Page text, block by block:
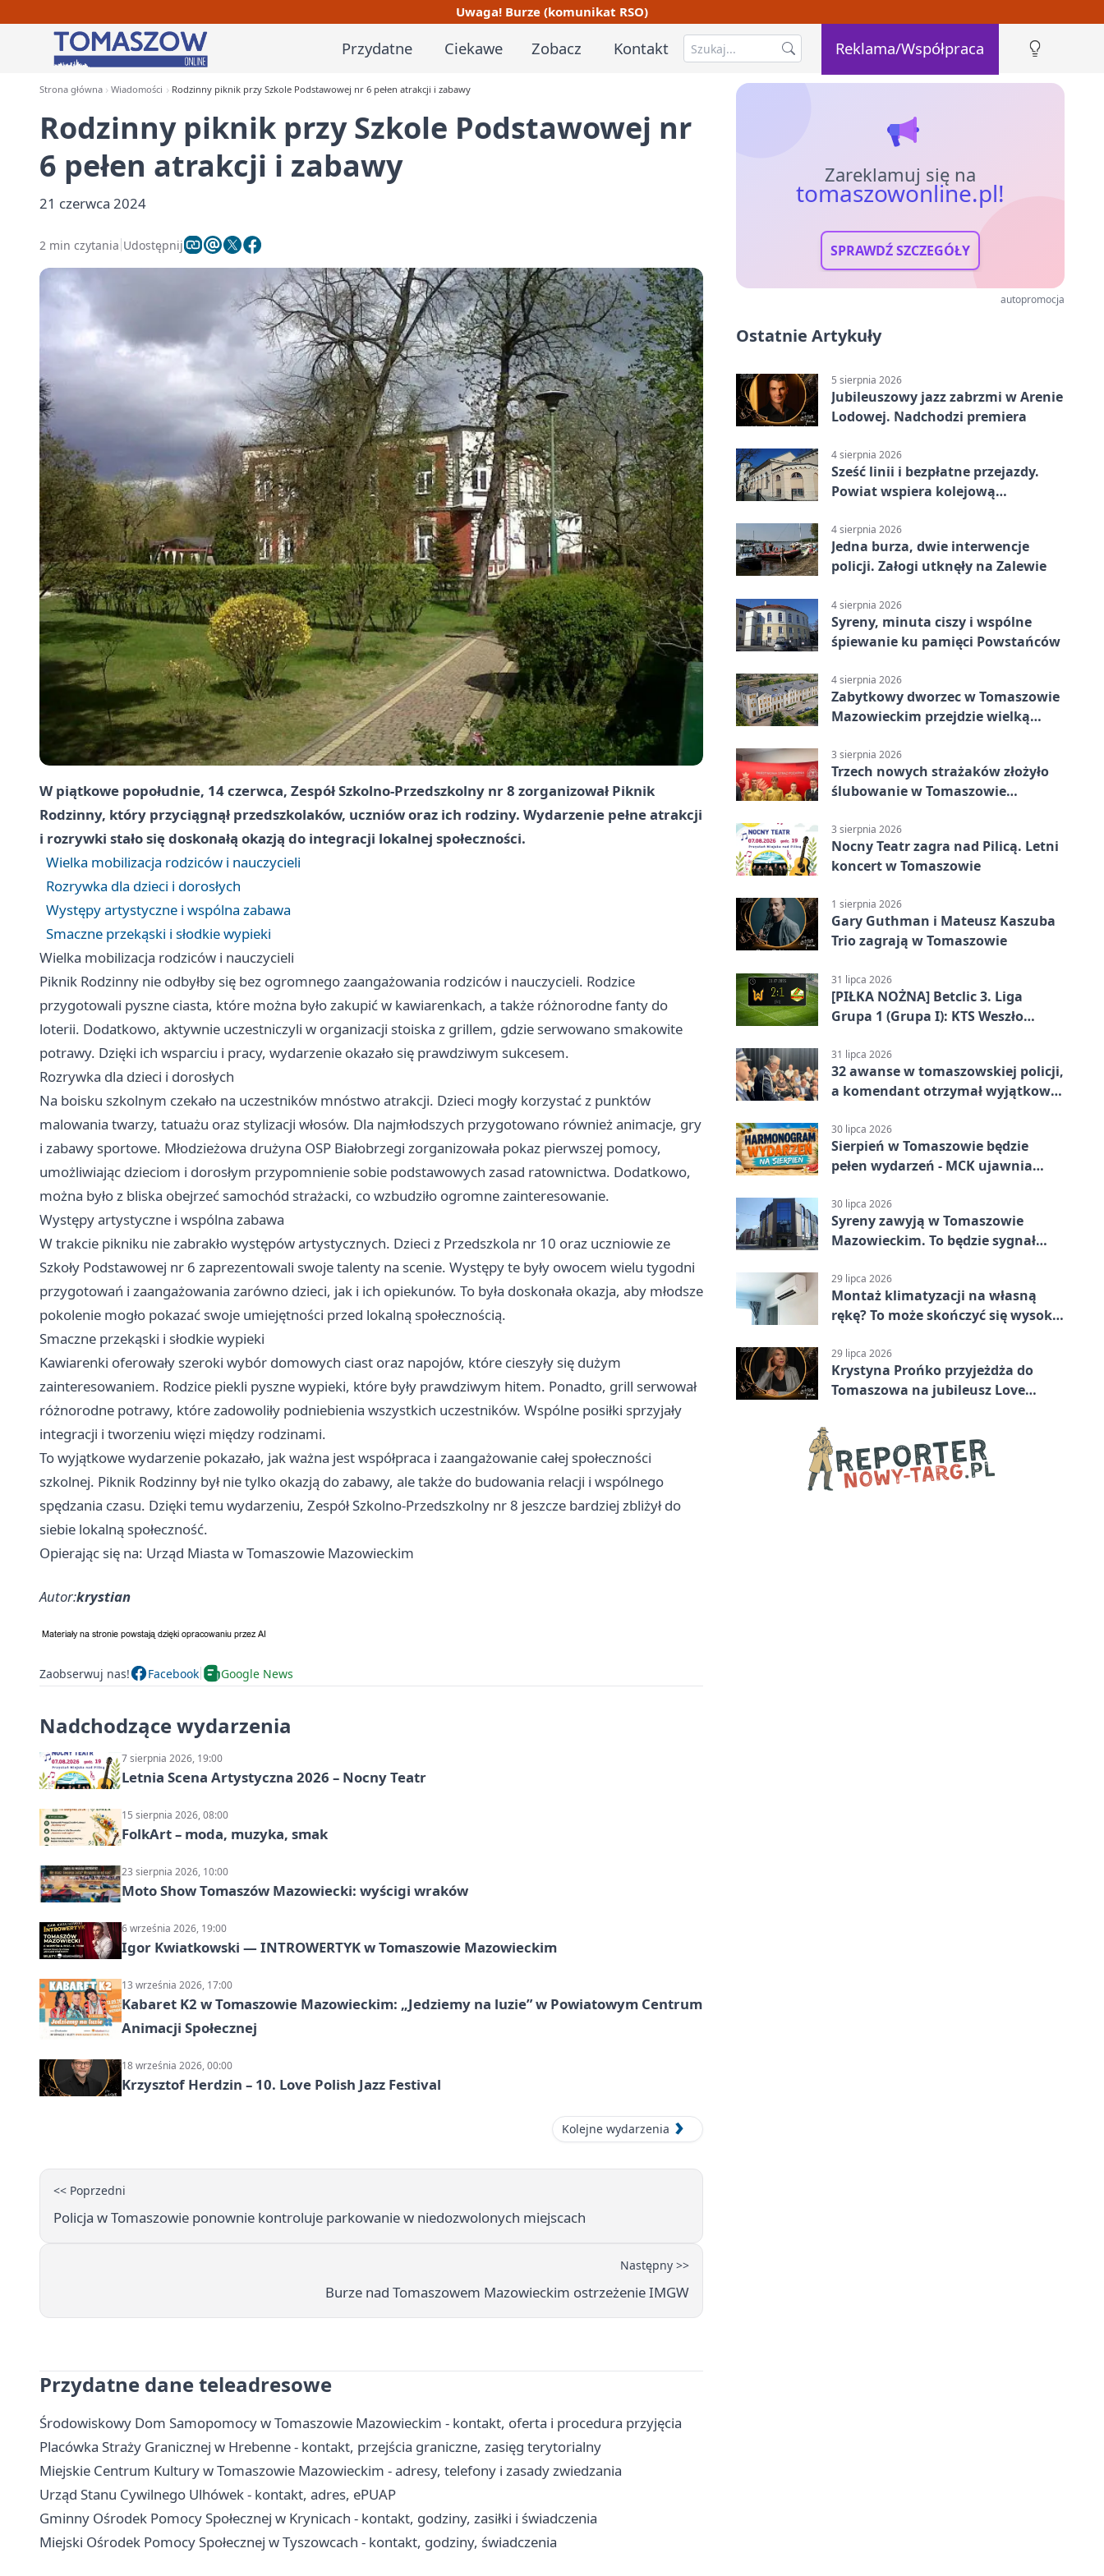
Uwaga! Burze (komunikat RSO)
Przydatne Ciekawe Zobacz Kontakt Reklama/Współpraca
Strona główna Wiadomości Rodzinny piknik przy Szkole Podstawowej nr 6 pełen atrakcji i zabawy
Rodzinny piknik przy Szkole Podstawowej nr
6 pełen atrakcji i zabawy
21 czerwca 2024
2 min czytania Udostępnij
W piątkowe popołudnie, 14 czerwca, Zespół Szkolno-Przedszkolny nr 8 zorganizował Piknik
Rodzinny, który przyciągnął przedszkolaków, uczniów oraz ich rodziny. Wydarzenie pełne atrakcji
i rozrywki stało się doskonałą okazją do integracji lokalnej społeczności.
Wielka mobilizacja rodziców i nauczycieli
Rozrywka dla dzieci i dorosłych
Występy artystyczne i wspólna zabawa
Smaczne przekąski i słodkie wypieki
Wielka mobilizacja rodziców i nauczycieli
Piknik Rodzinny nie odbyłby się bez ogromnego zaangażowania rodziców i nauczycieli. Rodzice
przygotowali pyszne ciasta, które można było zakupić w kawiarenkach, a także różnorodne fanty do
loterii. Dodatkowo, aktywnie uczestniczyli w organizacji stoiska z grillem, gdzie serwowano smakowite
potrawy. Dzięki ich wsparciu i pracy, wydarzenie okazało się prawdziwym sukcesem.
Rozrywka dla dzieci i dorosłych
Na boisku szkolnym czekało na uczestników mnóstwo atrakcji. Dzieci mogły korzystać z punktów
malowania twarzy, tatuażu oraz stylizacji włosów. Dla najmłodszych przygotowano również animacje, gry
i zabawy sportowe. Młodzieżowa drużyna OSP Białobrzegi zorganizowała pokaz pierwszej pomocy,
umożliwiając dzieciom i dorosłym przypomnienie sobie podstawowych zasad ratownictwa. Dodatkowo,
można było z bliska obejrzeć samochód strażacki, co wzbudziło ogromne zainteresowanie.
Występy artystyczne i wspólna zabawa
W trakcie pikniku nie zabrakło występów artystycznych. Dzieci z Przedszkola nr 10 oraz uczniowie ze
Szkoły Podstawowej nr 6 zaprezentowali swoje talenty na scenie. Występy te były owocem wielu tygodni
przygotowań i zaangażowania zarówno dzieci, jak i ich opiekunów. To była doskonała okazja, aby młodsze
pokolenie mogło pokazać swoje umiejętności przed lokalną społecznością.
Smaczne przekąski i słodkie wypieki
Kawiarenki oferowały szeroki wybór domowych ciast oraz napojów, które cieszyły się dużym
zainteresowaniem. Rodzice piekli pyszne wypieki, które były prawdziwym hitem. Ponadto, grill serwował
różnorodne potrawy, które zadowoliły podniebienia wszystkich uczestników. Wspólne posiłki sprzyjały
integracji i tworzeniu więzi między rodzinami.
To wyjątkowe wydarzenie pokazało, jak ważna jest współpraca i zaangażowanie całej społeczności
szkolnej. Piknik Rodzinny był nie tylko okazją do zabawy, ale także do budowania relacji i wspólnego
spędzania czasu. Dzięki temu wydarzeniu, Zespół Szkolno-Przedszkolny nr 8 jeszcze bardziej zbliżył do
siebie lokalną społeczność.
Opierając się na: Urząd Miasta w Tomaszowie Mazowieckim
Autor:krystian
Zaobserwuj nas! Facebook Google News
Nadchodzące wydarzenia
7 sierpnia 2026, 19:00
Letnia Scena Artystyczna 2026 – Nocny Teatr
15 sierpnia 2026, 08:00
FolkArt – moda, muzyka, smak
23 sierpnia 2026, 10:00
Moto Show Tomaszów Mazowiecki: wyścigi wraków
6 września 2026, 19:00
Igor Kwiatkowski — INTROWERTYK w Tomaszowie Mazowieckim
13 września 2026, 17:00
Kabaret K2 w Tomaszowie Mazowieckim: „Jedziemy na luzie” w Powiatowym Centrum
Animacji Społecznej
18 września 2026, 00:00
Krzysztof Herdzin – 10. Love Polish Jazz Festival
Kolejne wydarzenia
<< Poprzedni
Policja w Tomaszowie ponownie kontroluje parkowanie w niedozwolonych miejscach
Następny >>
Burze nad Tomaszowem Mazowieckim ostrzeżenie IMGW
Przydatne dane teleadresowe
Środowiskowy Dom Samopomocy w Tomaszowie Mazowieckim - kontakt, oferta i procedura przyjęcia
Placówka Straży Granicznej w Hrebenne - kontakt, przejścia graniczne, zasięg terytorialny
Miejskie Centrum Kultury w Tomaszowie Mazowieckim - adresy, telefony i zasady zwiedzania
Urząd Stanu Cywilnego Ulhówek - kontakt, adres, ePUAP
Gminny Ośrodek Pomocy Społecznej w Krynicach - kontakt, godziny, zasiłki i świadczenia
Miejski Ośrodek Pomocy Społecznej w Tyszowcach - kontakt, godziny, świadczenia
Zareklamuj się na
tomaszowonline.pl!
SPRAWDŹ SZCZEGÓŁY
autopromocja
Ostatnie Artykuły
5 sierpnia 2026
Jubileuszowy jazz zabrzmi w Arenie
Lodowej. Nadchodzi premiera
4 sierpnia 2026
Sześć linii i bezpłatne przejazdy.
Powiat wspiera kolejową
4 sierpnia 2026
Jedna burza, dwie interwencje
policji. Załogi utknęły na Zalewie
4 sierpnia 2026
Syreny, minuta ciszy i wspólne
śpiewanie ku pamięci Powstańców
4 sierpnia 2026
Zabytkowy dworzec w Tomaszowie
Mazowieckim przejdzie wielką
wykonawcy
3 sierpnia 2026
Trzech nowych strażaków złożyło
ślubowanie w Tomaszowie
3 sierpnia 2026
Nocny Teatr zagra nad Pilicą. Letni
koncert w Tomaszowie
1 sierpnia 2026
Gary Guthman i Mateusz Kaszuba
Trio zagrają w Tomaszowie
31 lipca 2026
[PIŁKA NOŻNA] Betclic 3. Liga
Grupa 1 (Grupa I): KTS Weszło
Mazowiecki 2:1
31 lipca 2026
32 awanse w tomaszowskiej policji,
a komendant otrzymał wyjątkowy
30 lipca 2026
Sierpień w Tomaszowie będzie
pełen wydarzeń - MCK ujawnia
30 lipca 2026
Syreny zawyją w Tomaszowie
Mazowieckim. To będzie sygnał
29 lipca 2026
Montaż klimatyzacji na własną
rękę? To może skończyć się wysoką
29 lipca 2026
Krystyna Prońko przyjeżdża do
Tomaszowa na jubileusz Love